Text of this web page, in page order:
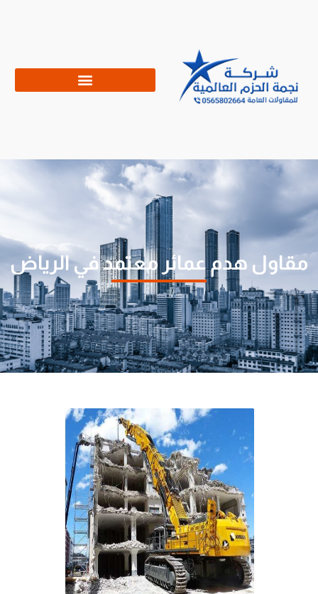
مقاول هدم عمائر معتمد في الرياض